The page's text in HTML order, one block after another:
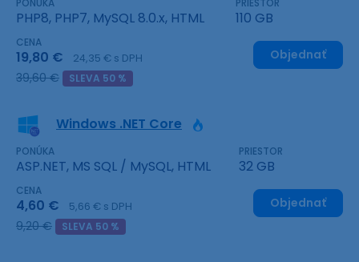
PONÚKA
PHP8, PHP7, MySQL 8.0.x, HTML
PRIESTOR
110 GB
CENA
19,80 € 24,35 € s DPH
39,60 € SLEVA 50 %
Objednať
Windows .NET Core
PONÚKA
ASP.NET, MS SQL / MySQL, HTML
PRIESTOR
32 GB
CENA
4,60 € 5,66 € s DPH
9,20 € SLEVA 50 %
Objednať